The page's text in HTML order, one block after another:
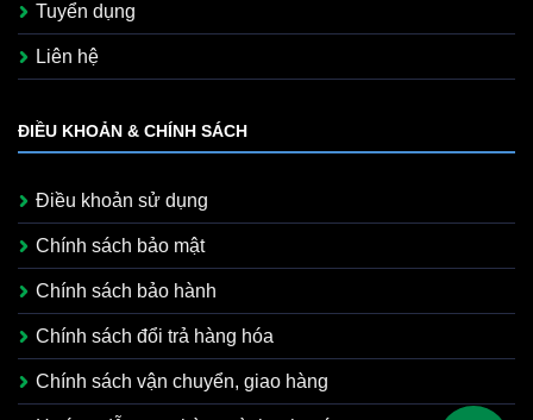
Tuyển dụng
Liên hệ
ĐIỀU KHOẢN & CHÍNH SÁCH
Điều khoản sử dụng
Chính sách bảo mật
Chính sách bảo hành
Chính sách đổi trả hàng hóa
Chính sách vận chuyển, giao hàng